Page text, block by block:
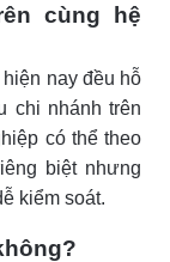
cùng hệ
nay đều hỗ
chi nhánh trên
có thể theo
biệt nhưng
kiểm soát.